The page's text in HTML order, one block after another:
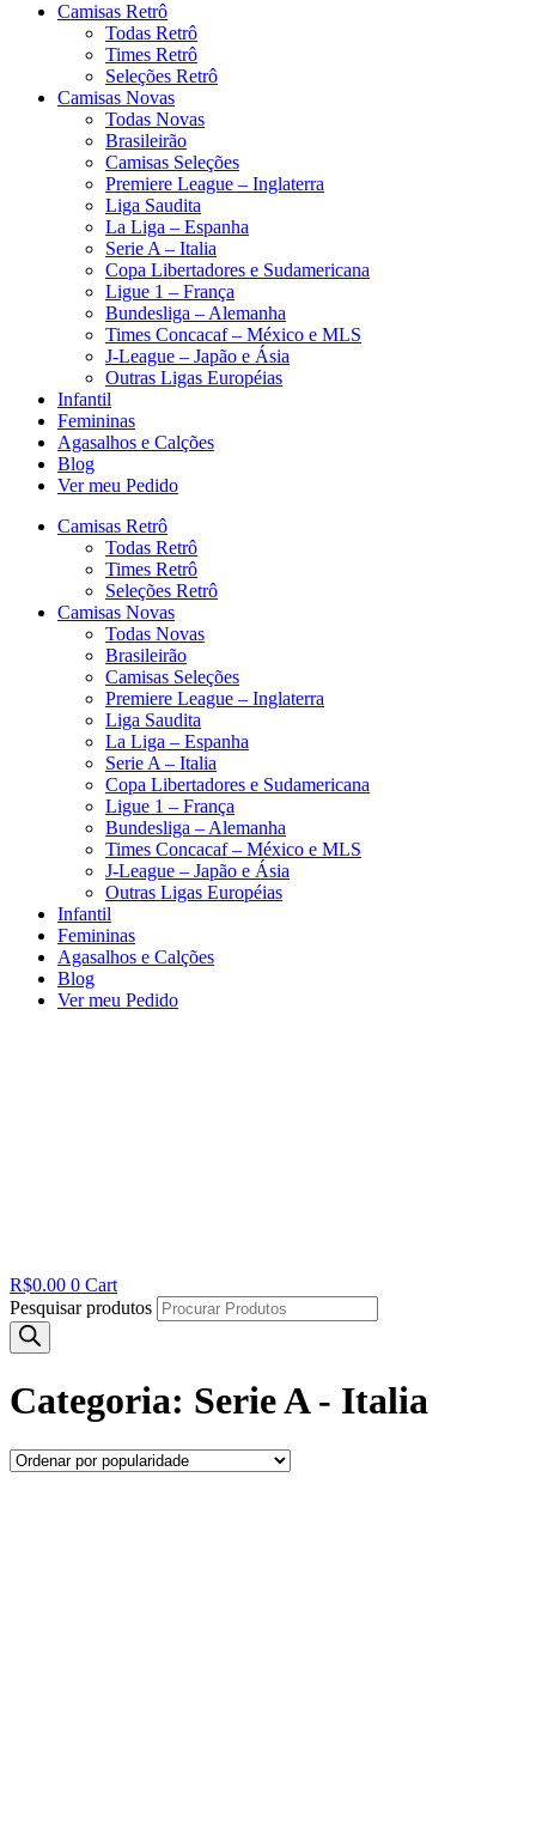
Camisas Retrô
Todas Retrô
Times Retrô
Seleções Retrô
Camisas Novas
Todas Novas
Brasileirão
Camisas Seleções
Premiere League – Inglaterra
Liga Saudita
La Liga – Espanha
Serie A – Italia
Copa Libertadores e Sudamericana
Ligue 1 – França
Bundesliga – Alemanha
Times Concacaf – México e MLS
J-League – Japão e Ásia
Outras Ligas Européias
Infantil
Femininas
Agasalhos e Calções
Blog
Ver meu Pedido
Camisas Retrô
Todas Retrô
Times Retrô
Seleções Retrô
Camisas Novas
Todas Novas
Brasileirão
Camisas Seleções
Premiere League – Inglaterra
Liga Saudita
La Liga – Espanha
Serie A – Italia
Copa Libertadores e Sudamericana
Ligue 1 – França
Bundesliga – Alemanha
Times Concacaf – México e MLS
J-League – Japão e Ásia
Outras Ligas Européias
Infantil
Femininas
Agasalhos e Calções
Blog
Ver meu Pedido
R$0.00 0 Cart
Pesquisar produtos
Categoria: Serie A - Italia